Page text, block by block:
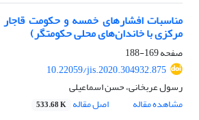
مناسبات افشارهای خمسه و حکومت
مرکزی با خاندان‌های محلی حکومتگر)
صفحه169-188
10.22059/jis.2020.304932.875
رسول عربخانی، حسن اسماعیلی
مشاهده مقاله
اصل مقاله 533.68 K